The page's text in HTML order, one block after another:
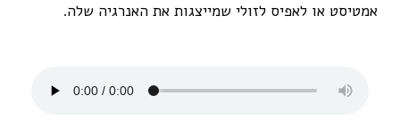
אמטיסט או לאפיס לזולי שמייצגות את האנרגיה שלה.